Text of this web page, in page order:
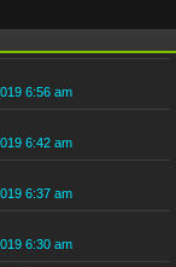
6:56 am
6:42 am
6:37 am
6:30 am